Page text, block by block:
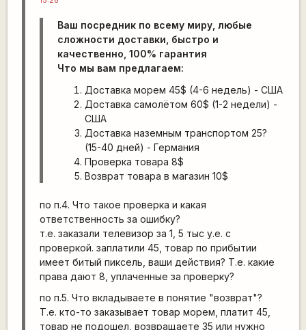
Ваш посредник по всему миру, любые
сложности доставки, быстро и
качественно, 100% гарантия
Что мы вам предлагаем:
Доставка морем 45$ (4-6 недель) - США
Доставка самолётом 60$ (1-2 недели) -
США
Доставка наземным транспортом 25?
(15-40 дней) - Германия
Проверка товара 8$
Возврат товара в магазин 10$
по п.4. Что такое проверка и какая
ответственность за ошибку?
т.е. заказали телевизор за 1, 5 тыс у.е. с
проверкой. заплатили 45, товар по прибытии
имеет битый пиксель, ваши действия? Т.е. какие
права дают 8, уплаченные за проверку?
по п.5. Что вкладываете в понятие "возврат"?
Т.е. кто-то заказывает товар морем, платит 45,
товар не подошел, возвращаете 35 или нужно